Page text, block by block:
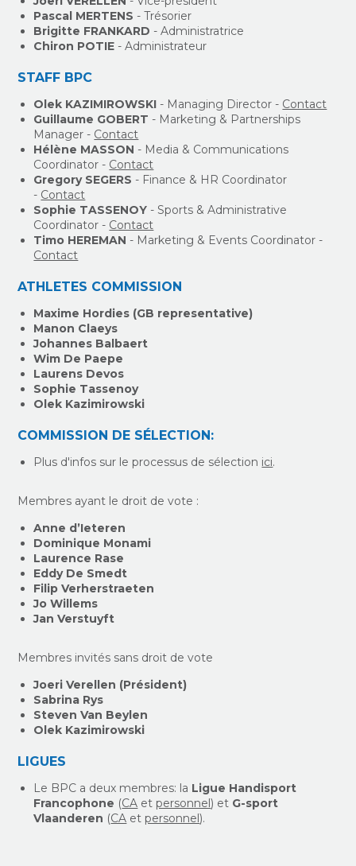
Pascal MERTENS - Trésorier
Brigitte FRANKARD - Administratrice
Chiron POTIE - Administrateur
STAFF BPC
Olek KAZIMIROWSKI - Managing Director - Contact
Guillaume GOBERT - Marketing & Partnerships
Manager - Contact
Hélène MASSON - Media & Communications
Coordinator - Contact
Gregory SEGERS - Finance & HR Coordinator
- Contact
Sophie TASSENOY - Sports & Administrative
Coordinator - Contact
Timo HEREMAN - Marketing & Events Coordinator -
Contact
ATHLETES COMMISSION
Maxime Hordies (GB representative)
Manon Claeys
Johannes Balbaert
Wim De Paepe
Laurens Devos
Sophie Tassenoy
Olek Kazimirowski
COMMISSION DE SÉLECTION:
Plus d'infos sur le processus de sélection ici.
Membres ayant le droit de vote :
Anne d’Ieteren
Dominique Monami
Laurence Rase
Eddy De Smedt
Filip Verherstraeten
Jo Willems
Jan Verstuyft
Membres invités sans droit de vote
Joeri Verellen (Président)
Sabrina Rys
Steven Van Beylen
Olek Kazimirowski
LIGUES
Le BPC a deux membres: la Ligue Handisport
Francophone (CA et personnel) et G-sport
Vlaanderen (CA et personnel).